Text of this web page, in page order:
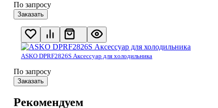
По запросу
Заказать
ASKO DPRF2826S Аксессуар для холодильника
По запросу
Заказать
Рекомендуем